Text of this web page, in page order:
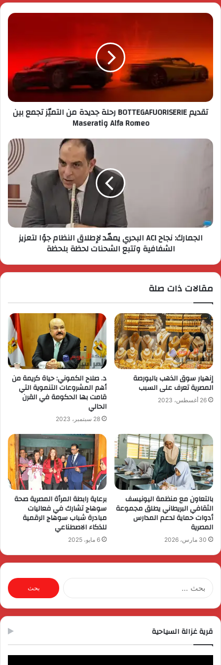
تقديم BOTTEGAFUORISERIE رحلة جديدة من التميّز تجمع بين
Alfa Romeo وMaserati
الجمارك: نجاح ACI البحري يمهّد لإطلاق النظام جوًا لتعزيز
الشفافية وتتبع الشحنات لحظة بلحظة
مقالات ذات صلة
إنهيار سوق الذهب بالبورصة
المصرية تعرف على السبب
26 أغسطس، 2023
د. صلاح الكموني: حياة كريمة من
أهم المشروعات التنموية التي
قامت بها الحكومة في القرن
الحالي
28 سبتمبر، 2023
بالتعاون مع منظمة اليونيسف
الثقافي البريطاني يطلق مجموعة
أدوات حماية لدعم المدارس
المصرية
30 مارس، 2026
برعاية رابطة المرأة المصرية صحة
سوهاج تشارك في فعاليات
مبادرة شباب سوهاج الرقمية
للذكاء الاصطناعي
6 مايو، 2025
البحث
عن:
قرية غزالة السياحية